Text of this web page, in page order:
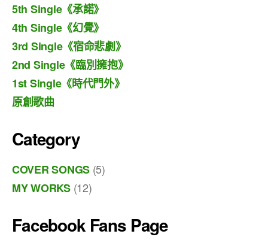
5th Single《承諾》
4th Single《幻覺》
3rd Single《宿命悲劇》
2nd Single《臨別擁抱》
1st Single《時代門外》
原創歌曲
Category
COVER SONGS (5)
MY WORKS(12)
Facebook Fans Page